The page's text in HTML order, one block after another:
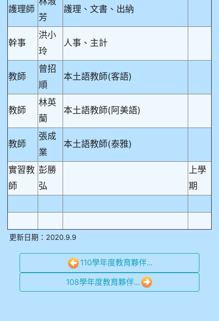
護理師
芳
護理、文書、出納
幹事
洪小
玲
人事、主計
教師
曾招
順
本土語教師(客語)
教師
林英
蘭
本土語教師(阿美語)
教師
張成
業
本土語教師(泰雅)
實習教
師
彭勝
弘
上學
期
更新日期：2020.9.9
110學年度教育夥伴...
108學年度教育夥伴...